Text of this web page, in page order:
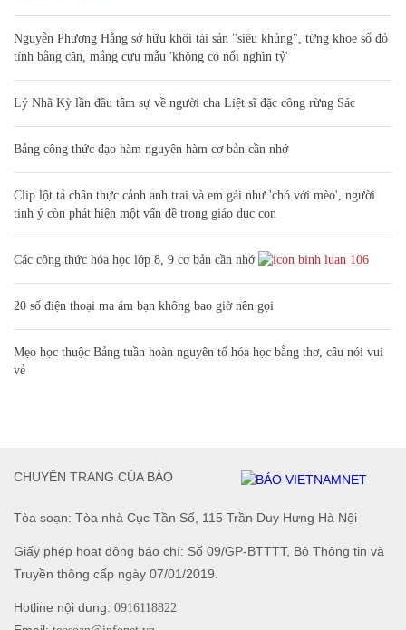
Nguyễn Phương Hằng sở hữu khối tài sản "siêu khủng", từng khoe sổ đỏ
tính bằng cân, mắng cựu mẫu 'không có nổi nghìn tỷ'
Lý Nhã Kỳ lần đầu tâm sự về người cha Liệt sĩ đặc công rừng Sác
Bảng công thức đạo hàm nguyên hàm cơ bản cần nhớ
Clip lột tả chân thực cảnh anh trai và em gái như 'chó với mèo', người
tinh ý còn phát hiện một vấn đề trong giáo dục con
Các công thức hóa học lớp 8, 9 cơ bản cần nhớ 106
20 số điện thoại ma ám bạn không bao giờ nên gọi
Mẹo học thuộc Bảng tuần hoàn nguyên tố hóa học bằng thơ, câu nói vui
vẻ
Tòa soạn: Tòa nhà Cục Tần Số, 115 Trần Duy Hưng Hà Nội
Giấy phép hoạt động báo chí: Số 09/GP-BTTTT, Bộ Thông tin và
Truyền thông cấp ngày 07/01/2019.
Hotline nội dung: 0916118822
CHUYÊN TRANG CỦA BÁO